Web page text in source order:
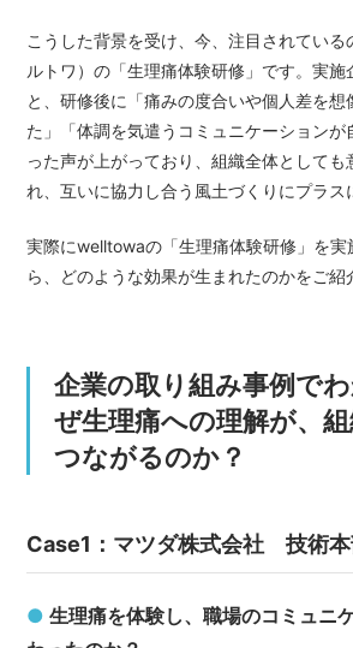
こうした背景を受け、今、注目されてい
ルトワ）の「生理痛体験研修」です。実施
と、研修後に「痛みの度合いや個人差を想
た」「体調を気遣うコミュニケーションが
った声が上がっており、組織全体としても
れ、互いに協力し合う風土づくりにプラス
実際にwelltowaの「生理痛体験研修」を実
ら、どのような効果が生まれたのかをご紹
企業の取り組み事例で
ぜ生理痛への理解が、
つながるのか？
Case1：マツダ株式会社 技術
● 生理痛を体験し、職場のコミュニ